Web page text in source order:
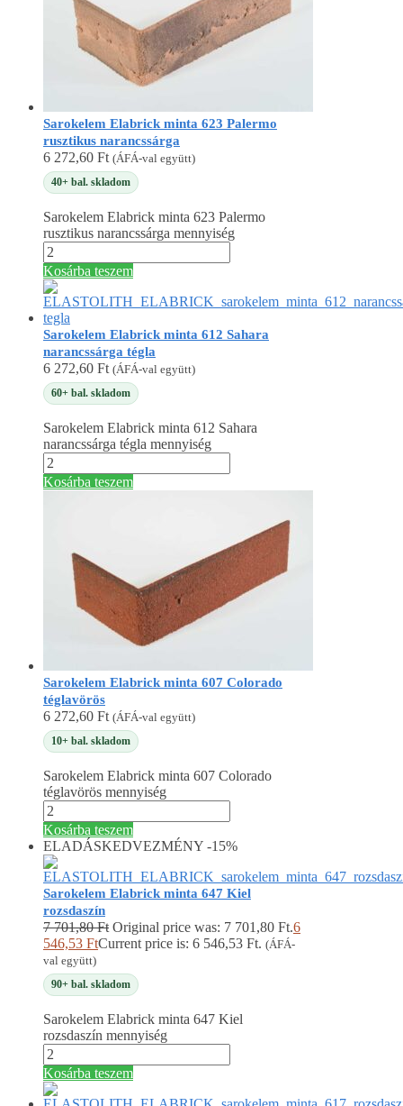
Sarokelem Elabrick minta 623 Palermo
rusztikus narancssárga
6 272,60 Ft (ÁFÁ-val együtt)
40+ bal. skladom
Sarokelem Elabrick minta 623 Palermo
rusztikus narancssárga mennyiség
Kosárba teszem
Sarokelem Elabrick minta 612 Sahara
narancssárga tégla
6 272,60 Ft (ÁFÁ-val együtt)
60+ bal. skladom
Sarokelem Elabrick minta 612 Sahara
narancssárga tégla mennyiség
Kosárba teszem
Sarokelem Elabrick minta 607 Colorado
téglavörös
6 272,60 Ft (ÁFÁ-val együtt)
10+ bal. skladom
Sarokelem Elabrick minta 607 Colorado
téglavörös mennyiség
Kosárba teszem
ELADÁSKEDVEZMÉNY -15%
Sarokelem Elabrick minta 647 Kiel
rozsdaszín
7 701,80Ft Original price was: 7 701,80 Ft.6
546,53 FtCurrent price is: 6 546,53 Ft. (ÁFÁ-
val együtt)
90+ bal. skladom
Sarokelem Elabrick minta 647 Kiel
rozsdaszín mennyiség
Kosárba teszem